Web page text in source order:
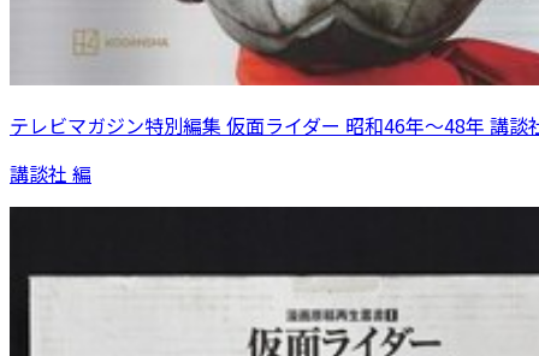
テレビマガジン特別編集 仮面ライダー 昭和46年～48年 講談
講談社 編